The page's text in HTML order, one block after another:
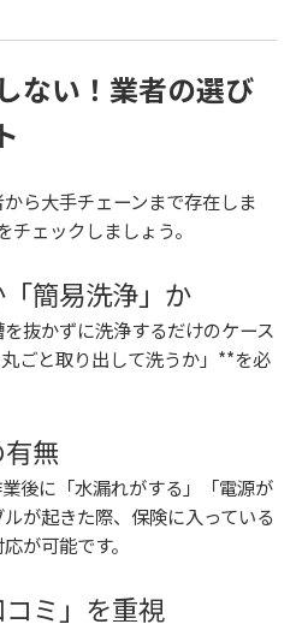
ない！業者の選び
ら大手チェーンまで存在しま
ェックしましょう。
簡易洗浄」か
抜かずに洗浄するだけのケース
ごと取り出して洗うか」**を必
無
後に「水漏れがする」「電源が
が起きた際、保険に入っている
が可能です。
ミ」を重視